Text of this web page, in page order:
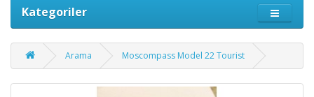
Kategoriler
Arama Moscompass Model 22 Tourist